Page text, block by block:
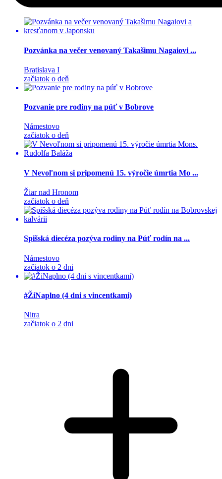
Pozvánka na večer venovaný Takašimu Nagaiovi ...
Bratislava I
začiatok o deň
Pozvanie pre rodiny na púť v Bobrove
Námestovo
začiatok o deň
V Nevoľnom si pripomenú 15. výročie úmrtia Mo ...
Žiar nad Hronom
začiatok o deň
Spišská diecéza pozýva rodiny na Púť rodín na ...
Námestovo
začiatok o 2 dni
#ŽiNaplno (4 dni s vincentkami)
Nitra
začiatok o 2 dni